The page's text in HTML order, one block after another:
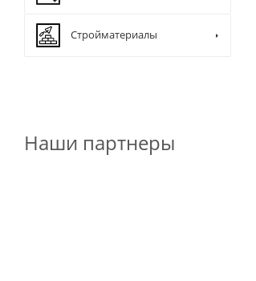
Стройматериалы
Наши партнеры